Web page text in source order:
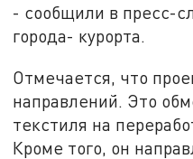
- сообщили в пресс-
города- курорта.
Отмечается, что
направлений. Это
текстиля на
Кроме того, он